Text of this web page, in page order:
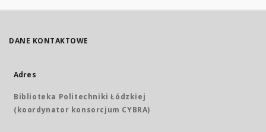
DANE KONTAKTOWE
Adres
Biblioteka Politechniki Łódzkiej
(koordynator konsorcjum CYBRA)